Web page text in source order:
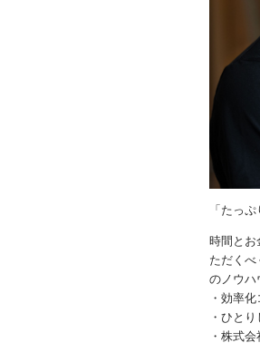
「たっ
時間とお
ただく
のノウハ
・効率
・ひと
・株式